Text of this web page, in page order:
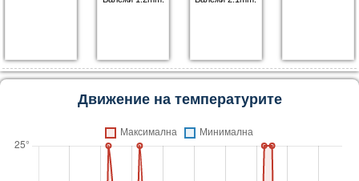
Движение на температурите